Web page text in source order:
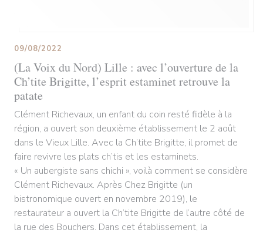
(La Voix du Nord) Lille : avec l’ouverture de la
Ch’tite Brigitte, l’esprit estaminet retrouve la
patate
09/08/2022
Clément Richevaux, un enfant du coin resté fidèle à la
région, a ouvert son deuxième établissement le 2 août
dans le Vieux Lille. Avec la Ch’tite Brigitte, il promet de
faire revivre les plats ch’tis et les estaminets.
« Un aubergiste sans chichi », voilà comment se considère
Clément Richevaux. Après Chez Brigitte (un
bistronomique ouvert en novembre 2019), le
restaurateur a ouvert la Ch’tite Brigitte de l’autre côté de
la rue des Bouchers. Dans cet établissement, la